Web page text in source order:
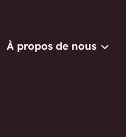
À propos de nous